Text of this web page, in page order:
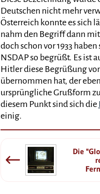
Deutschen nicht mehr
Österreich konnte es sich
nahm den Begriff dann
doch schon vor 1933
NSDAP so begrüßt. Es ist
Hitler diese Begrüßung
übernommen hat, der
ursprüngliche Grußform
diesem Punkt sind sich die
einig.
Die